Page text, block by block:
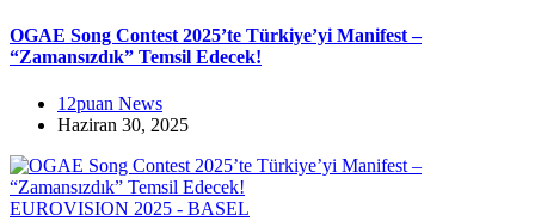
OGAE Song Contest 2025’te Türkiye’yi Manifest –
“Zamansızdık” Temsil Edecek!
12puan News
Haziran 30, 2025
EUROVISION 2025 - BASEL